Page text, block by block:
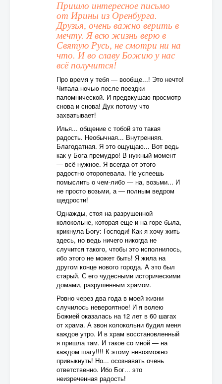
Пришло интересное письмо
от Ирины из Оренбурга.
Друзья, очень важно верить в
мечту. Я всю жизнь верю в
Святую Русь, не смотри ни на
что. И во славу Божию у нас
всё получится!
Про время у тебя — вообще...! Это нечто!
Читала ночью после поездки
паломнической. И предвкушаю просмотр
снова и снова! Дух потому что
захватывает!
Илья... общение с тобой это такая
радость. Необычная... Внутренняя.
Благодатная. Я это ощущаю... Вот ведь
как у Бога премудро! В нужный момент
— всё нужное. Я всегда от этого
радостно оторопевала. Не успеешь
помыслить о чем-либо — на, возьми... И
не просто возьми, а — полным ведром
щедрости!
Однажды, стоя на разрушенной
колокольне, которая еще и на горе была,
крикнула Богу: Господи! Как я хочу жить
здесь, но ведь ничего никогда не
случится такого, чтобы это исполнилось,
ибо этого не может быть! Я жила на
другом конце нового города. А это был
старый. С его чудесными историческими
домами, разрушенным храмом.
Ровно через два года в моей жизни
случилось невероятное! И я волею
Божией оказалась на 12 лет в 60 шагах
от храма. А звон колокольни будил меня
каждое утро. И в храм восстановленный
я пришла там. И такое со мной — на
каждом шагу!!!! К этому невозможно
привыкнуть! Но... осознавать очень
ответственно. Ибо Бог... это
неизреченная радость!